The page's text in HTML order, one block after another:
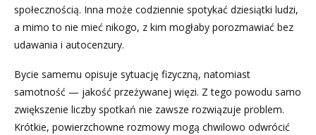
społecznością. Inna może codziennie spotykać dziesiątki ludzi,
a mimo to nie mieć nikogo, z kim mogłaby porozmawiać bez
udawania i autocenzury.
Bycie samemu opisuje sytuację fizyczną, natomiast
samotność — jakość przeżywanej więzi. Z tego powodu samo
zwiększenie liczby spotkań nie zawsze rozwiązuje problem.
Krótkie, powierzchowne rozmowy mogą chwilowo odwrócić